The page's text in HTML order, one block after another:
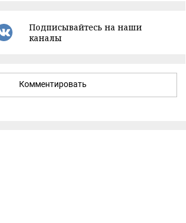
Подписывайтесь на наши
каналы
Комментировать